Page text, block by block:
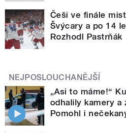
Češi ve finále
Švýcary a po 14
Rozhodl Pastrňák
NEJPOSLOUCHANĚJŠÍ
„Asi to máme!“
odhalily kamery a
Pomohl i